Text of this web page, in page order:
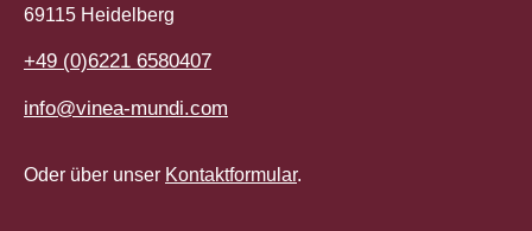
69115 Heidelberg
+49 (0)6221 6580407
info@vinea-mundi.com
Oder über unser Kontaktformular.